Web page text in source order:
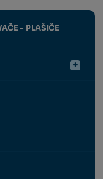
- PLAŠIČE